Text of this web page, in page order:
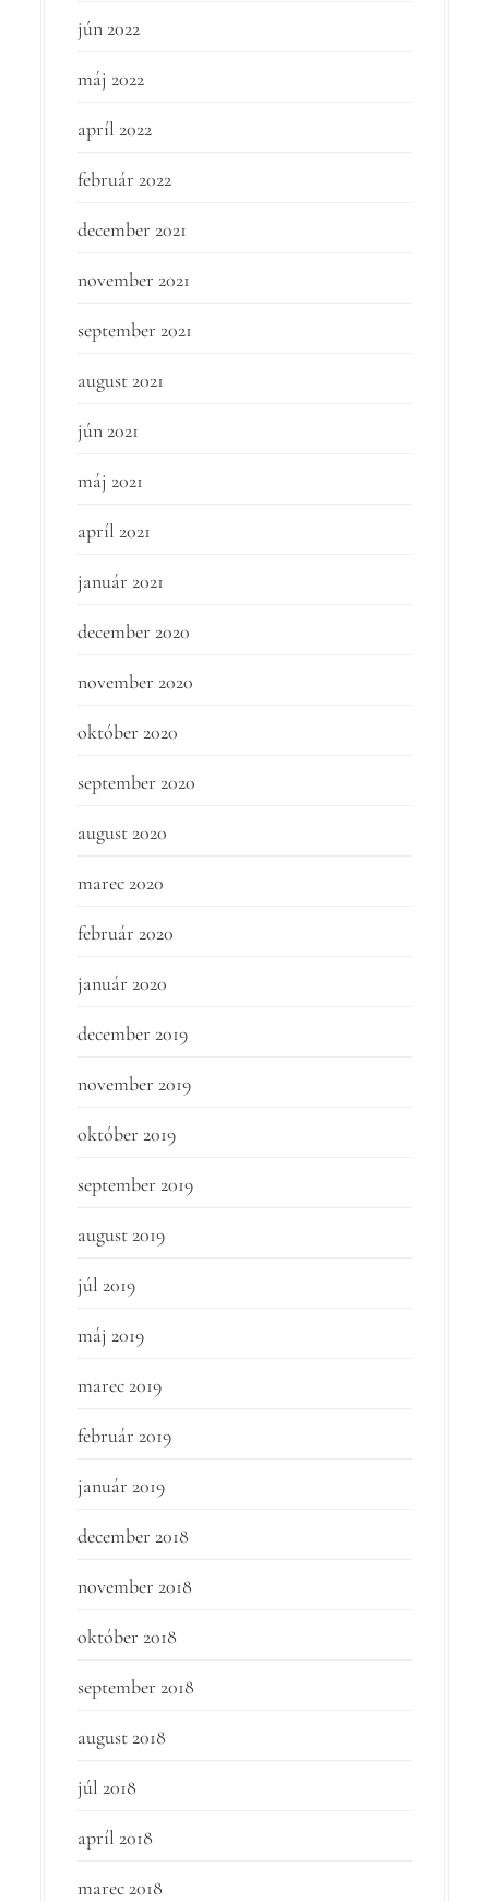
jún 2022
máj 2022
apríl 2022
február 2022
december 2021
november 2021
september 2021
august 2021
jún 2021
máj 2021
apríl 2021
január 2021
december 2020
november 2020
október 2020
september 2020
august 2020
marec 2020
február 2020
január 2020
december 2019
november 2019
október 2019
september 2019
august 2019
júl 2019
máj 2019
marec 2019
február 2019
január 2019
december 2018
november 2018
október 2018
september 2018
august 2018
júl 2018
apríl 2018
marec 2018